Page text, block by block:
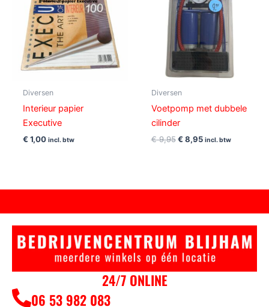
Diversen
Interieur papier
Executive
€ 1,00 incl. btw
Diversen
Voetpomp met dubbele
cilinder
€9,95 € 8,95 incl. btw
24/7 ONLINE
06 53 982 083